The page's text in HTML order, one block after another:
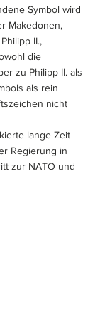
Symbol wird
Makedonen,
II.,
die
zu Philipp II. als
als rein
nicht
lange Zeit
Regierung in
zur NATO und